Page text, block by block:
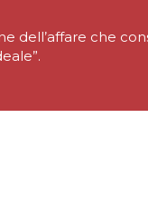
dell’affare che